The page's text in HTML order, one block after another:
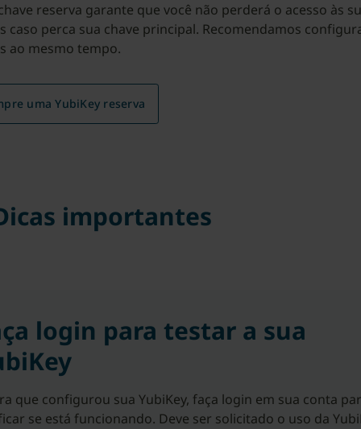
reserva garante que você não perderá o acesso às
caso perca sua chave principal. Recomendamos
ao mesmo tempo.
uma YubiKey reserva
importantes
login para testar a sua
que configurou sua YubiKey, faça login em sua conta
se está funcionando. Deve ser solicitado o uso da